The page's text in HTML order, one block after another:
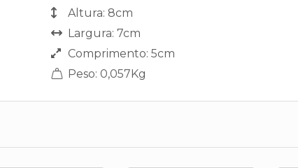
Altura: 8cm
Largura: 7cm
Comprimento: 5cm
Peso: 0,057Kg